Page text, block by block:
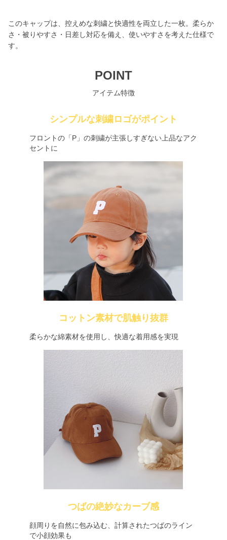
このキャップは、控えめな刺繍と快適性を両立した一枚。柔らか
さ・被りやすさ・日差し対応を備え、使いやすさを考えた仕様で
す。
POINT
アイテム特徴
シンプルな刺繍ロゴがポイント
フロントの「P」の刺繍が主張しすぎない上品なアク
セントに
コットン素材で肌触り抜群
柔らかな綿素材を使用し、快適な着用感を実現
つばの絶妙なカーブ感
顔周りを自然に包み込む、計算されたつばのライン
で小顔効果も